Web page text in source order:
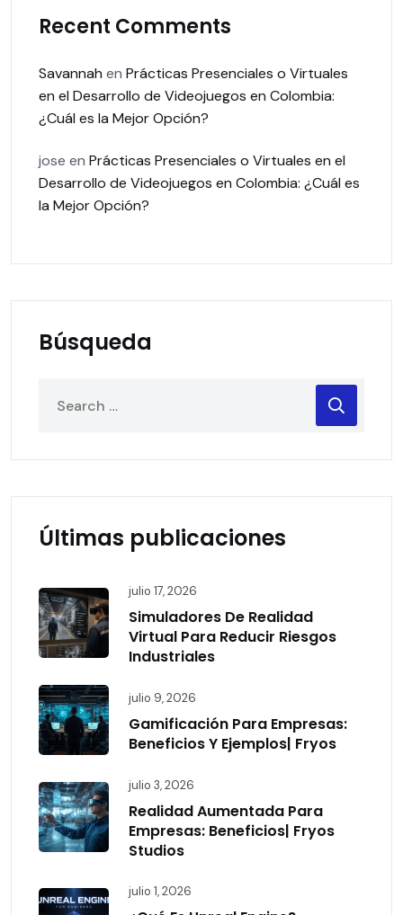
Recent Comments
Savannah en Prácticas Presenciales o Virtuales
en el Desarrollo de Videojuegos en Colombia:
¿Cuál es la Mejor Opción?
jose en Prácticas Presenciales o Virtuales en el
Desarrollo de Videojuegos en Colombia: ¿Cuál es
la Mejor Opción?
Búsqueda
Últimas publicaciones
julio 17, 2026
Simuladores De Realidad
Virtual Para Reducir Riesgos
Industriales
julio 9, 2026
Gamificación Para Empresas:
Beneficios Y Ejemplos| Fryos
julio 3, 2026
Realidad Aumentada Para
Empresas: Beneficios| Fryos
Studios
julio 1, 2026